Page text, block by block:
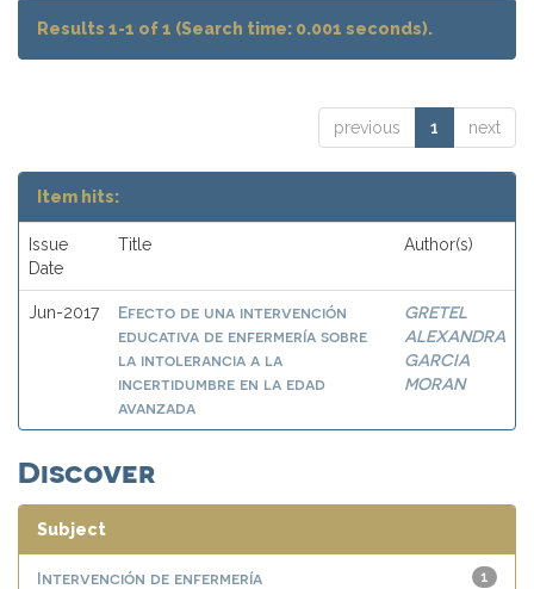
Results 1-1 of 1 (Search time: 0.001 seconds).
previous 1 next
Item hits:
Issue
Date
Title Author(s)
Jun-2017
Efecto de una intervención
educativa de enfermería sobre
la intolerancia a la
incertidumbre en la edad
avanzada
GRETEL
ALEXANDRA
GARCIA
MORAN
Discover
Subject
1
Intervención de enfermería